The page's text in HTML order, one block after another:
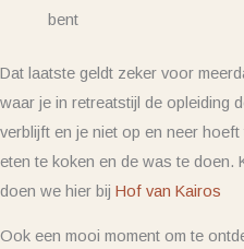
bent
Dat laatste geldt zeker voor
waar je in retreatstijl de opleiding
verblijft en je niet op en neer
eten te koken en de was te doen.
doen we hier bij Hof van Kairos
Ook een mooi moment om te